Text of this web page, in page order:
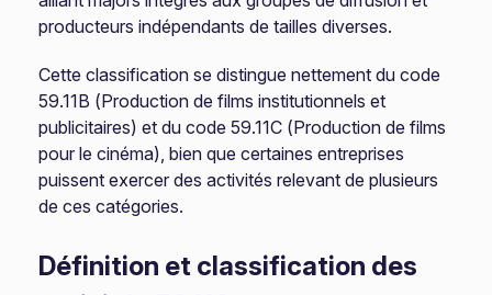
producteurs indépendants de tailles diverses.
Cette classification se distingue nettement du code
59.11B (Production de films institutionnels et
publicitaires) et du code 59.11C (Production de films
pour le cinéma), bien que certaines entreprises
puissent exercer des activités relevant de plusieurs
de ces catégories.
Définition et classification des